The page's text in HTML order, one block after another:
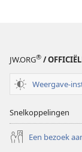
JW.ORG® /
Weergave-
Snelkoppelingen
Een bezoek